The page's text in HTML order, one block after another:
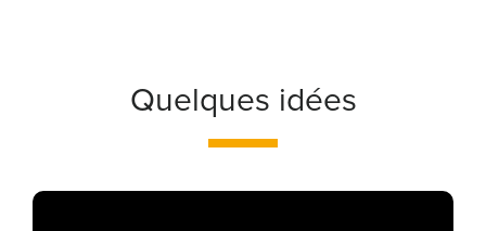
Quelques idées